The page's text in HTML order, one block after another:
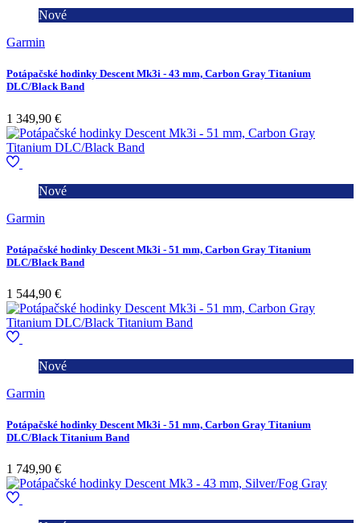
Nové
Garmin
Potápačské hodinky Descent Mk3i - 43 mm, Carbon Gray Titanium
DLC/Black Band
1 349,90 €
Nové
Garmin
Potápačské hodinky Descent Mk3i - 51 mm, Carbon Gray Titanium
DLC/Black Band
1 544,90 €
Nové
Garmin
Potápačské hodinky Descent Mk3i - 51 mm, Carbon Gray Titanium
DLC/Black Titanium Band
1 749,90 €